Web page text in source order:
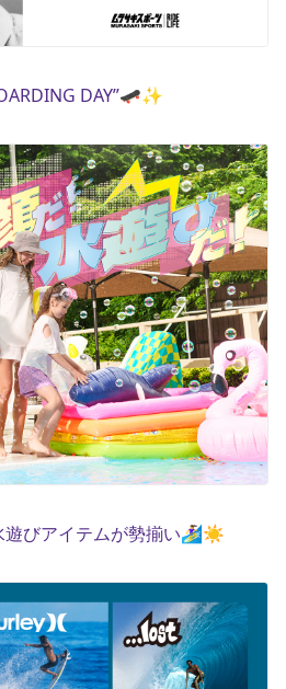
お問い合わせ
ポーツ 公式アプリ
ーポンもこのアプリで！
DAY”🛹✨
遊びアイテムが勢揃い🏄‍♀️☀️